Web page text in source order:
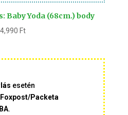
Baby Yoda (68cm.) body
4,990 Ft
esetén
Foxpost/Packeta
.